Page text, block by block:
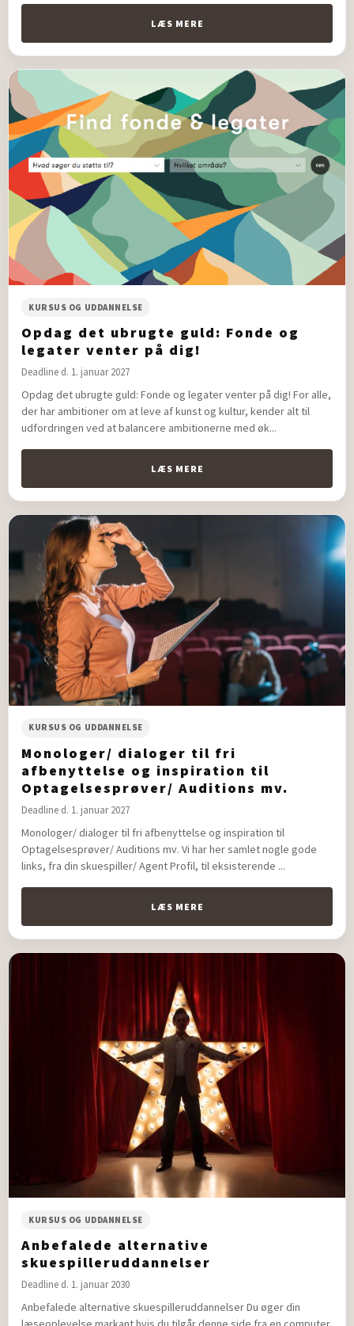
LÆS MERE
KURSUS OG UDDANNELSE
Opdag det ubrugte guld: Fonde og
legater venter på dig!
Deadline d. 1. januar 2027
Opdag det ubrugte guld: Fonde og legater venter på dig! For alle,
der har ambitioner om at leve af kunst og kultur, kender alt til
udfordringen ved at balancere ambitionerne med øk...
LÆS MERE
KURSUS OG UDDANNELSE
Monologer/ dialoger til fri
afbenyttelse og inspiration til
Optagelsesprøver/ Auditions mv.
Deadline d. 1. januar 2027
Monologer/ dialoger til fri afbenyttelse og inspiration til
Optagelsesprøver/ Auditions mv. Vi har her samlet nogle gode
links, fra din skuespiller/ Agent Profil, til eksisterende ...
LÆS MERE
KURSUS OG UDDANNELSE
Anbefalede alternative
skuespilleruddannelser
Deadline d. 1. januar 2030
Anbefalede alternative skuespilleruddannelser Du øger din